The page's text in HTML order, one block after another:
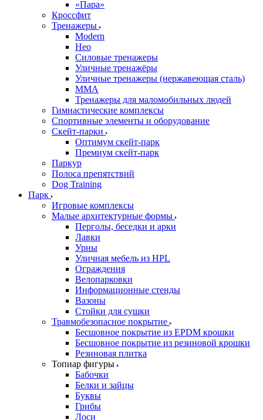
«Пара»
Кроссфит
Тренажеры
Modern
Нео
Силовые тренажеры
Уличные тренажёры
Уличные тренажеры (нержавеющая сталь)
ММА
Тренажеры для маломобильных людей
Гимнастические комплексы
Спортивные элементы и оборудование
Скейт-парки
Оптимум скейт-парк
Премиум скейт-парк
Паркур
Полоса препятствий
Dog Training
Парк
Игровые комплексы
Малые архитектурные формы
Перголы, беседки и арки
Лавки
Урны
Уличная мебель из HPL
Ограждения
Велопарковки
Информационные стенды
Вазоны
Стойки для сушки
Травмобезопасное покрытие
Бесшовное покрытие из EPDM крошки
Бесшовное покрытие из резиновой крошки
Резиновая плитка
Топиар фигуры
Бабочки
Белки и зайцы
Буквы
Грибы
Лоси